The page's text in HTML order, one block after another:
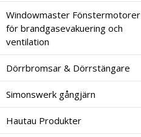
Windowmaster Fönstermotorer
för brandgasevakuering och
ventilation
Dörrbromsar & Dörrstängare
Simonswerk gångjärn
Hautau Produkter